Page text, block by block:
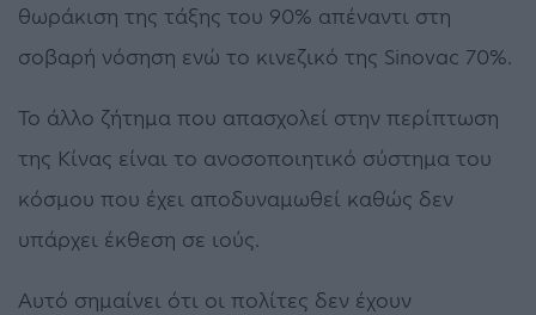
θωράκιση της τάξης του 90% απέναντι στη
σοβαρή νόσηση ενώ το κινεζικό της Sinovac 70%.
Το άλλο ζήτημα που απασχολεί στην περίπτωση
της Κίνας είναι το ανοσοποιητικό σύστημα του
κόσμου που έχει αποδυναμωθεί καθώς δεν
υπάρχει έκθεση σε ιούς.
Αυτό σημαίνει ότι οι πολίτες δεν έχουν